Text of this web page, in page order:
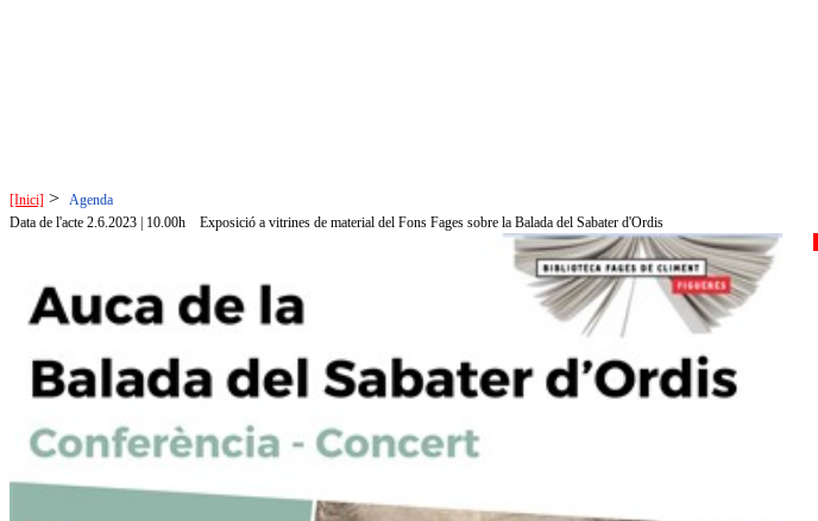
[Inici] > Agenda
Data de l'acte 2.6.2023 | 10.00h
Exposició a vitrines de material del Fons Fages sobre la Balada del Sabater d'Ordis